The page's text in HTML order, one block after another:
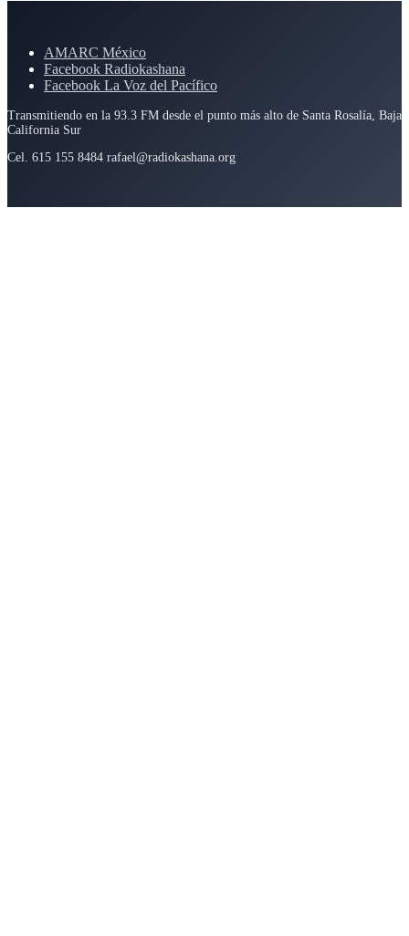
AMARC México
Facebook Radiokashana
Facebook La Voz del Pacífico
Transmitiendo en la 93.3 FM desde el punto más alto de Santa Rosalía, Baja
California Sur
Cel. 615 155 8484 rafael@radiokashana.org